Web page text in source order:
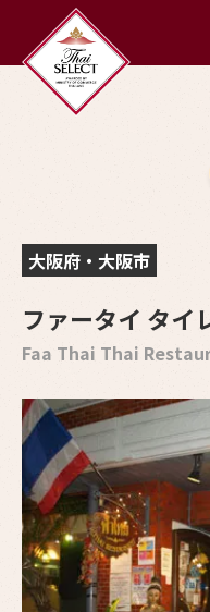
大阪府・大阪市
ファータイ タイ
Faa Thai Thai